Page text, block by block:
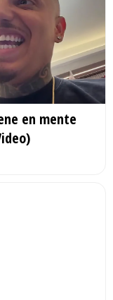
en mente